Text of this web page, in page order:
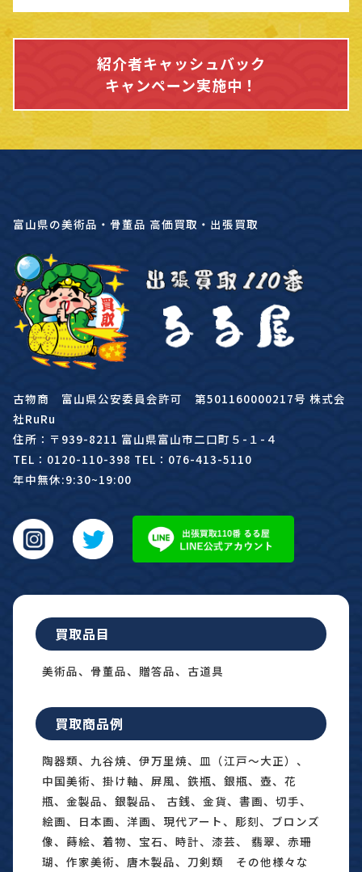
紹介者キャッシュバック
キャンペーン実施中！
富山県の美術品・骨董品 高価買取・出張買取
古物商 富山県公安委員会許可 第501160000217号 株式会
社RuRu
住所：〒939-8211 富山県富山市二口町５-１-４
TEL：0120-110-398 TEL：076-413-5110
年中無休:9:30~19:00
買取品目
美術品、骨董品、贈答品、古道具
買取商品例
陶器類、九谷焼、伊万里焼、皿（江戸〜大正）、
中国美術、掛け軸、屏風、鉄瓶、銀瓶、壺、花
瓶、金製品、銀製品、 古銭、金貨、書画、切手、
絵画、日本画、洋画、現代アート、彫刻、ブロンズ
像、蒔絵、着物、宝石、時計、漆芸、 翡翠、赤珊
瑚、作家美術、唐木製品、刀剣類 その他様々な